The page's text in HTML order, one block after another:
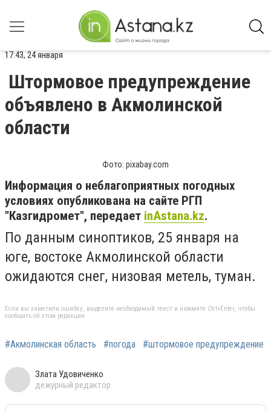
17:43, 24 января
Штормовое предупреждение
объявлено в Акмолинской
области
Фото: pixabay.com
Информация о неблагоприятных погодных
условиях опубликована на сайте РГП
"Казгидромет", передает inAstana.kz.
По данным синоптиков, 25 января на
юге, востоке Акмолинской области
ожидаются снег, низовая метель, туман.
Если вы заметили ошибку, выделите необходимый текст и нажмите Ctrl+Enter, чтобы
сообщить об этом редакции
#Акмолинская область #погода #штормовое предупреждение
Злата Удовиченко
дежурный редактор